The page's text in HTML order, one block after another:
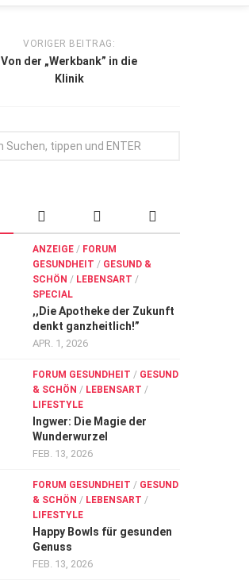
VORIGER BEITRAG:
Von der „Werkbank” in die
Klinik
ANZEIGE / FORUM
GESUNDHEIT / GESUND &
SCHÖN / LEBENSART /
SPECIAL
,,Die Apotheke der Zukunft
denkt ganzheitlich!”
APR. 1, 2026
FORUM GESUNDHEIT / GESUND
& SCHÖN / LEBENSART /
LIFESTYLE
Ingwer: Die Magie der
Wunderwurzel
FEB. 13, 2026
FORUM GESUNDHEIT / GESUND
& SCHÖN / LEBENSART /
LIFESTYLE
Happy Bowls für gesunden
Genuss
FEB. 13, 2026